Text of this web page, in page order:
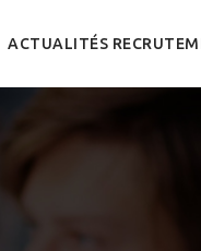
ACTUALITÉS